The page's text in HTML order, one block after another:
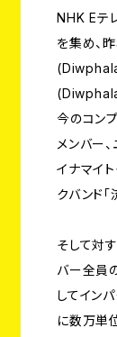
NHK Eテ
を集め、
今のコン
メンバー
イナマイ
クバンド「
そして対
バー全員
してイン
に数万単